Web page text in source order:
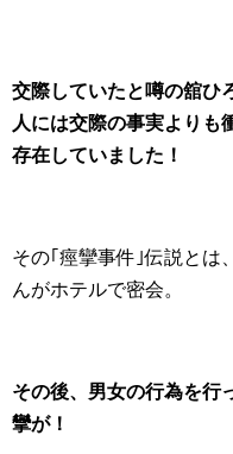
交際していたと噂の舘ひ
人には交際の事実よりも
存在していました！
その｢痙攣事件｣伝説とは
んがホテルで密会。
その後、男女の行為を行
攣が！